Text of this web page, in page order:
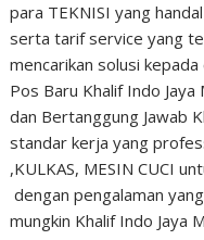
para TEKNISI yang
serta tarif service yang
mencarikan solusi
Pos Baru Khalif Indo
dan Bertanggung Jawab
standar kerja yang
,KULKAS, MESIN CUCI
dengan pengalaman
mungkin Khalif Indo Jaya